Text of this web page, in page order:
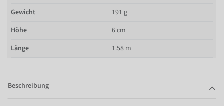
Gewicht
191 g
Höhe
6 cm
Länge
1.58 m
Beschreibung